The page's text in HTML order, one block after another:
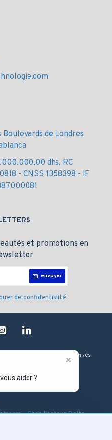
aider ?
intégré
complète utilisant SRTP,
détection automatique
zéro dans l’interface
Boulevards de Londres
dhs, RC
- CNSS 1358398 - IF
et promotions en
envoyer
de confidentialité
Tous les droits sont Réservés
-Firewall Fortinet-
-Stabilisateur Delta-